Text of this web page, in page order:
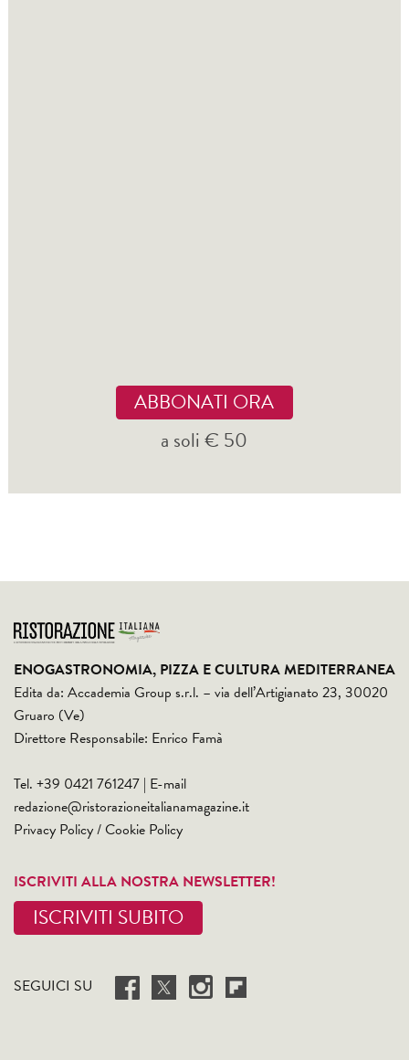
ABBONATI ORA
a soli € 50
ENOGASTRONOMIA, PIZZA E CULTURA MEDITERRANEA
Edita da: Accademia Group s.r.l. – via dell’Artigianato 23, 30020
Gruaro (Ve)
Direttore Responsabile: Enrico Famà
Tel. +39 0421 761247 | E-mail
redazione@ristorazioneitalianamagazine.it
Privacy Policy/Cookie Policy
ISCRIVITI ALLA NOSTRA NEWSLETTER!
ISCRIVITI SUBITO
SEGUICI SU